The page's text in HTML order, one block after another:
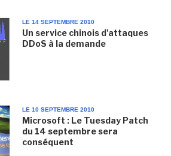
LE 14 SEPTEMBRE 2010
Un service chinois d'attaques
DDoS à la demande
LE 10 SEPTEMBRE 2010
Microsoft : Le Tuesday Patch
du 14 septembre sera
conséquent